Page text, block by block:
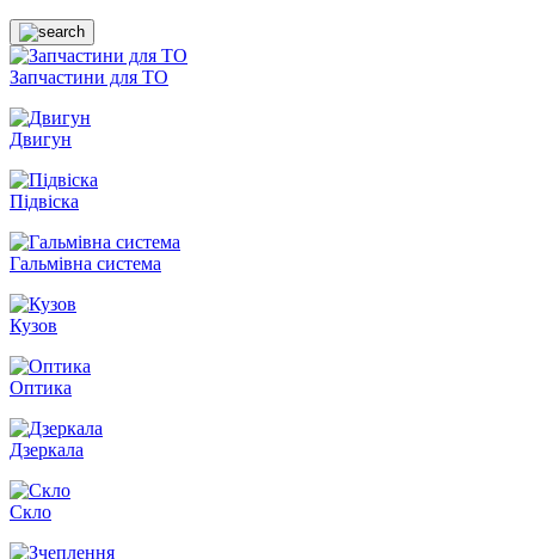
Запчастини для ТО
Двигун
Підвіска
Гальмівна система
Кузов
Оптика
Дзеркала
Скло